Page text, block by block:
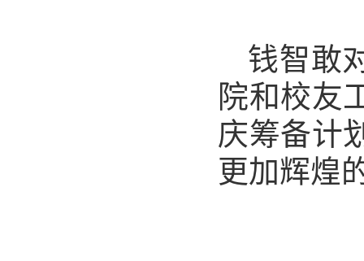
钱智敢
院和校友
庆筹备计
更加辉煌